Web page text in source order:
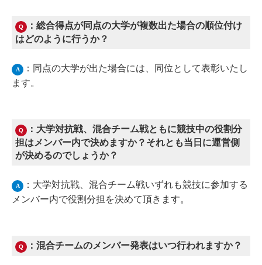
Q
：総合得点が同点の大学が複数出た場合の順位付け
はどのように行うか？
A
：同点の大学が出た場合には、同位として表彰いたし
ます。
Q
：大学対抗戦、混合チーム戦ともに競技中の役割分
担はメンバー内で決めますか？それとも当日に運営側
が決めるのでしょうか？
A
：大学対抗戦、混合チーム戦いずれも競技に参加する
メンバー内で役割分担を決めて頂きます。
Q ：混合チームのメンバー発表はいつ行われますか？